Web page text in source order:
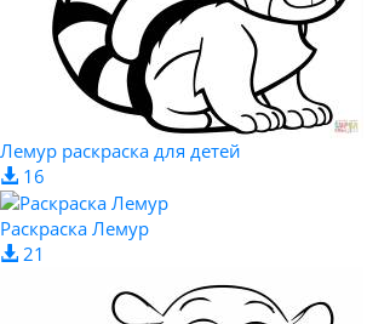
Лемур раскраска для детей
16
Раскраска Лемур
21